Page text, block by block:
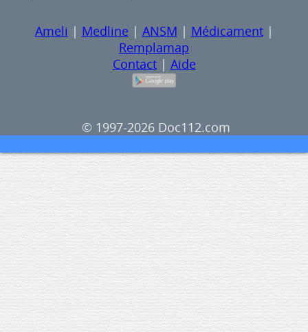
Ameli | Medline | ANSM | Médicament|
Remplamap
Contact| Aide
© 1997-2026 Doc112.com